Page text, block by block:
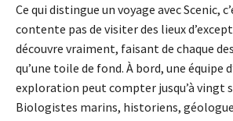
Ce qui distingue un voyage avec Scenic,
contente pas de visiter des lieux
découvre vraiment, faisant de chaque
qu’une toile de fond. À bord, une équipe
exploration peut compter jusqu’à vingt
Biologistes marins, historiens,